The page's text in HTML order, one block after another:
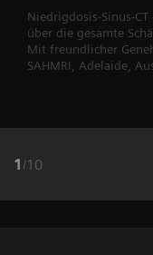
Niedrigdosis-Sinus-
über die gesamte
Mit freundlicher
SAHMRI, Adelaide,
1 /10